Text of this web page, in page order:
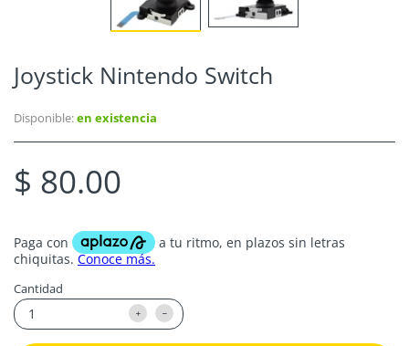
Joystick Nintendo Switch
Disponible:en existencia
$ 80.00
Cantidad